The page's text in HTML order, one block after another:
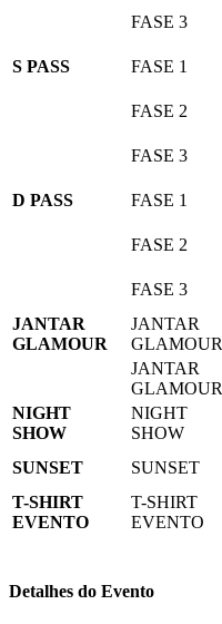
FASE 3
S PASS FASE 1
FASE 2
FASE 3
D PASS FASE 1
FASE 2
FASE 3
JANTAR
GLAMOUR
JANTAR
GLAMOUR
JANTAR
GLAMOUR
NIGHT
SHOW
NIGHT
SHOW
SUNSET SUNSET
T-SHIRT
EVENTO
T-SHIRT
EVENTO
Detalhes do Evento